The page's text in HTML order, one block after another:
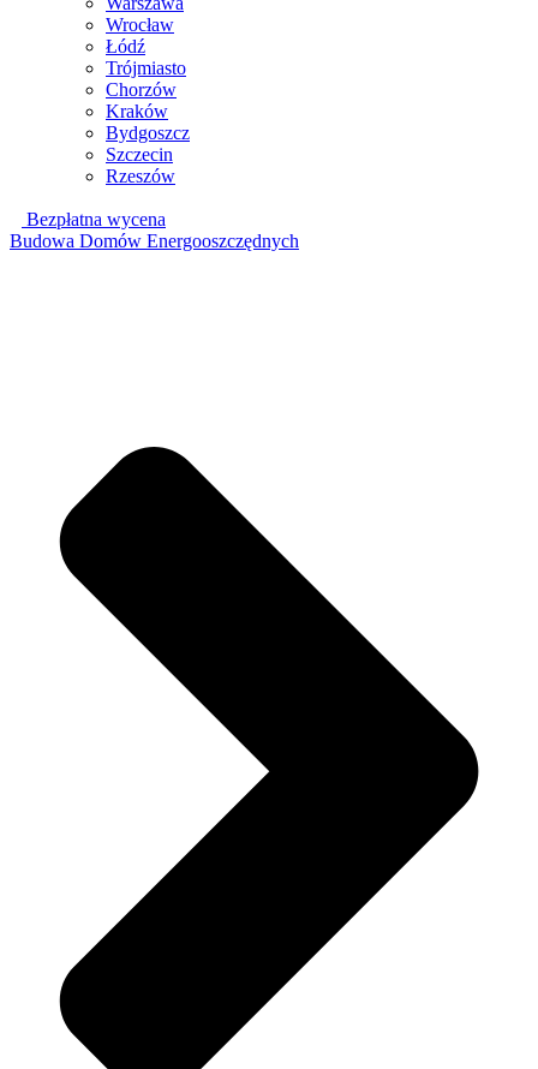
Wrocław
Łódź
Trójmiasto
Chorzów
Kraków
Bydgoszcz
Szczecin
Rzeszów
Bezpłatna wycena
Budowa Domów Energooszczędnych